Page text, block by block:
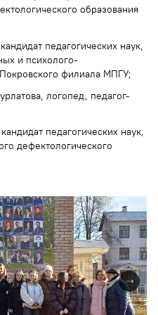
образования
педагогических наук,
и психолого-
филиала МПГУ;
логопед, педагог-
педагогических наук,
дефектологического